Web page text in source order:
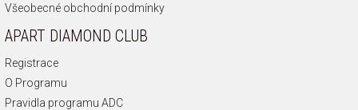
Všeobecné obchodní podmínky
APART DIAMOND CLUB
Registrace
O Programu
Pravidla programu ADC